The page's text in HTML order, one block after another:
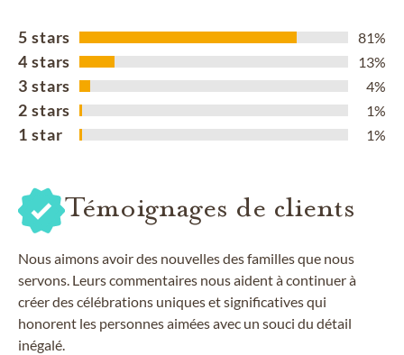
5 stars 81%
4 stars 13%
3 stars 4%
2 stars 1%
1 star 1%
Témoignages de clients
Nous aimons avoir des nouvelles des familles que nous
servons. Leurs commentaires nous aident à continuer à
créer des célébrations uniques et significatives qui
honorent les personnes aimées avec un souci du détail
inégalé.